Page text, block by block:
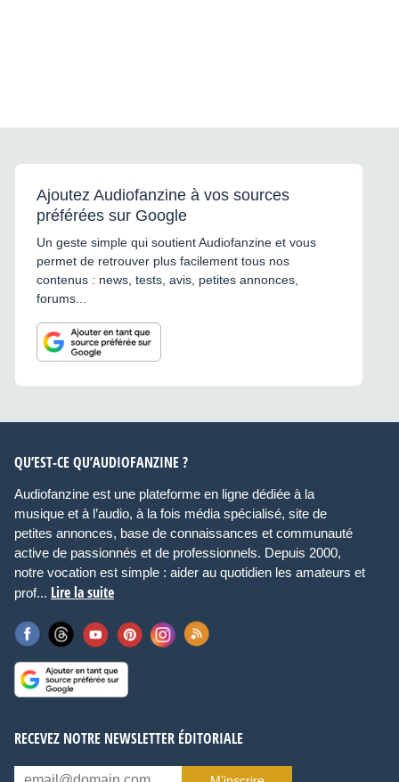
Ajoutez Audiofanzine à vos sources
préférées sur Google
Un geste simple qui soutient Audiofanzine et vous
permet de retrouver plus facilement tous nos
contenus : news, tests, avis, petites annonces,
forums...
QU’EST-CE QU’AUDIOFANZINE ?
Audiofanzine est une plateforme en ligne dédiée à la
musique et à l’audio, à la fois média spécialisé, site de
petites annonces, base de connaissances et communauté
active de passionnés et de professionnels. Depuis 2000,
notre vocation est simple : aider au quotidien les amateurs et
prof... Lire la suite
RECEVEZ NOTRE NEWSLETTER ÉDITORIALE